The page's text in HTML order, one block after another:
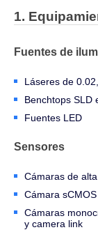
1.
Fuentes de
Láseres de
Benchtops SLD
Fuentes LED
Sensores
Cámaras de
Cámara sCMOS
Cámaras
y camera link